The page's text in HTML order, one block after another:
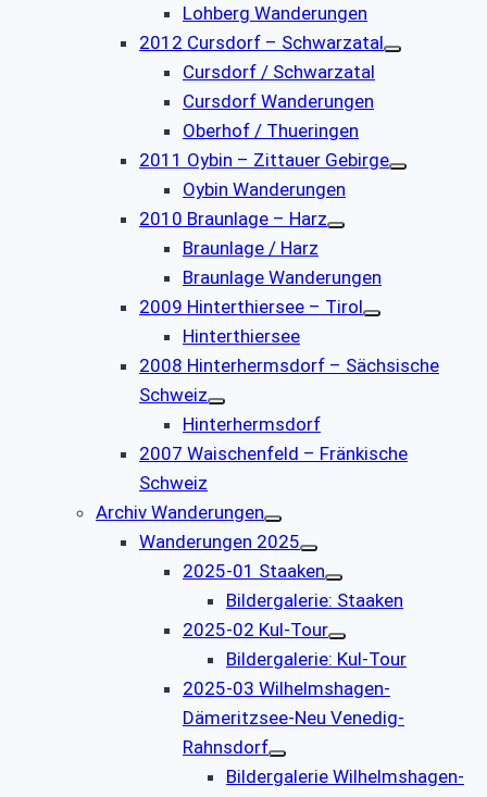
Lohberg Wanderungen
2012 Cursdorf – Schwarzatal
Cursdorf / Schwarzatal
Cursdorf Wanderungen
Oberhof / Thueringen
2011 Oybin – Zittauer Gebirge
Oybin Wanderungen
2010 Braunlage – Harz
Braunlage / Harz
Braunlage Wanderungen
2009 Hinterthiersee – Tirol
Hinterthiersee
2008 Hinterhermsdorf – Sächsische
Schweiz
Hinterhermsdorf
2007 Waischenfeld – Fränkische
Schweiz
Archiv Wanderungen
Wanderungen 2025
2025-01 Staaken
Bildergalerie: Staaken
2025-02 Kul-Tour
Bildergalerie: Kul-Tour
2025-03 Wilhelmshagen-
Dämeritzsee-Neu Venedig-
Rahnsdorf
Bildergalerie Wilhelmshagen-